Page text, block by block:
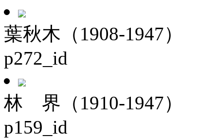
葉秋木（1908-1947）
p272_id
林 界（1910-1947）
p159_id